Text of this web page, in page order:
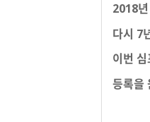
2018
다시 7
이번
등록을